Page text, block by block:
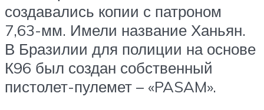
создавались копии с патроном
7,63-мм. Имели название Ханьян.
В Бразилии для полиции на основе
К96 был создан собственный
пистолет-пулемет – «PASAM».